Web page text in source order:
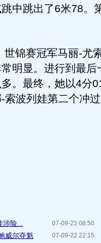
中跳出了6米78。
锦赛冠军马丽-尤
常明显。进行到最
。最终，她以4分
索波列娃第二个冲
07-09-23 08:50
险...
07-09-22 22:15
威尔夺魁